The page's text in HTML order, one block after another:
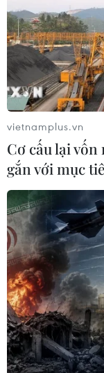
vietnamplus.vn
Cơ cấu lại
gắn với mục